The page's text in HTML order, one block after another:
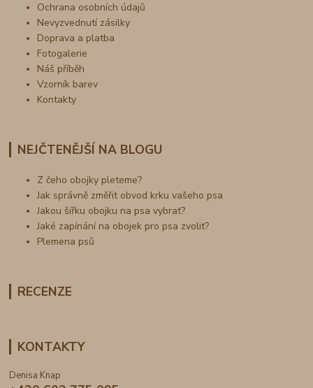
Ochrana osobních údajů
Nevyzvednutí zásilky
Doprava a platba
Fotogalerie
Náš příběh
Vzorník barev
Kontakty
NEJČTENĚJŠÍ NA BLOGU
Z čeho obojky pleteme?
Jak správně změřit obvod krku vašeho psa
Jakou šířku obojku na psa vybrat?
Jaké zapínání na obojek pro psa zvolit?
Plemena psů
RECENZE
KONTAKTY
Denisa Knap